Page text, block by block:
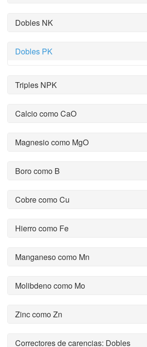
Dobles NK
Dobles PK
Triples NPK
Calcio como CaO
Magnesio como MgO
Boro como B
Cobre como Cu
Hierro como Fe
Manganeso como Mn
Molibdeno como Mo
Zinc como Zn
Correctores de carencias: Dobles